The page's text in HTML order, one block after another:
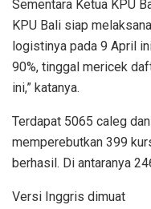
Sementara Ketua KPU
KPU Bali siap
logistinya pada 9 April
90%, tinggal mericek
ini,” katanya.
Terdapat 5065 caleg
memperebutkan 399
berhasil. Di antaranya
Versi Inggris dimuat